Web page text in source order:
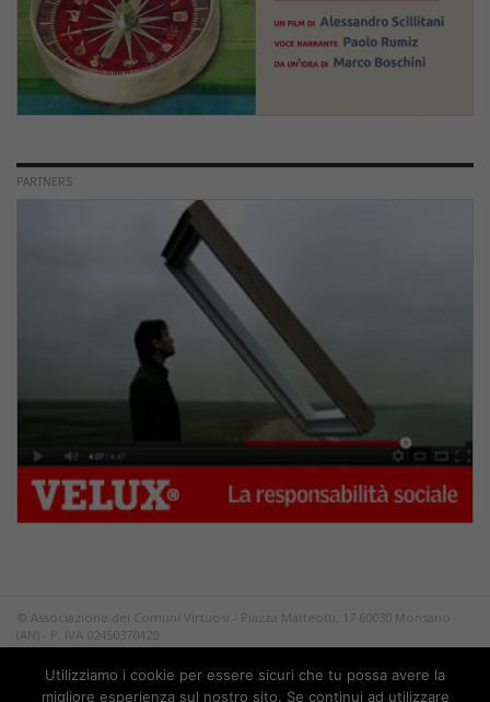
PARTNERS
© Associazione dei Comuni Virtuosi - Piazza Matteotti, 17 60030 Monsano
(AN) - P. IVA 02450370420
Tutti i diritti riservati.
PrivacyUtilizziamo i cookie per essere sicuri che tu possa avere la
migliore esperienza sul nostro sito. Se continui ad utilizzare